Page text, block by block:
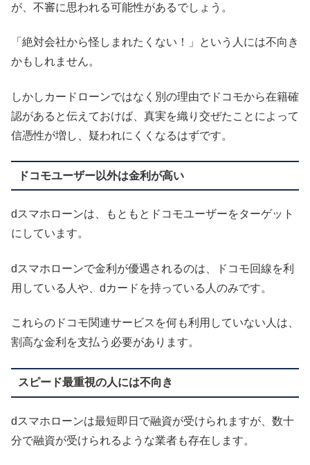
が、不審に思われる可能性があるでしょう。
「絶対会社から怪しまれたくない！」という人には不向き
かもしれません。
しかしカードローンではなく別の理由でドコモから在籍確
認があると伝えておけば、真実を織り交ぜたことによって
信憑性が増し、疑われにくくなるはずです。
ドコモユーザー以外は金利が高い
dスマホローンは、もともとドコモユーザーをターゲット
にしています。
dスマホローンで金利が優遇されるのは、ドコモ回線を利
用している人や、dカードを持っている人のみです。
これらのドコモ関連サービスを何も利用していない人は、
割高な金利を支払う必要があります。
スピード最重視の人には不向き
dスマホローンは最短即日で融資が受けられますが、数十
分で融資が受けられるような業者も存在します。